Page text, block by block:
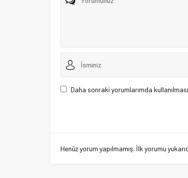
Daha sonraki yorumlarımda
Henüz yorum yapılmamış. İlk yorumu